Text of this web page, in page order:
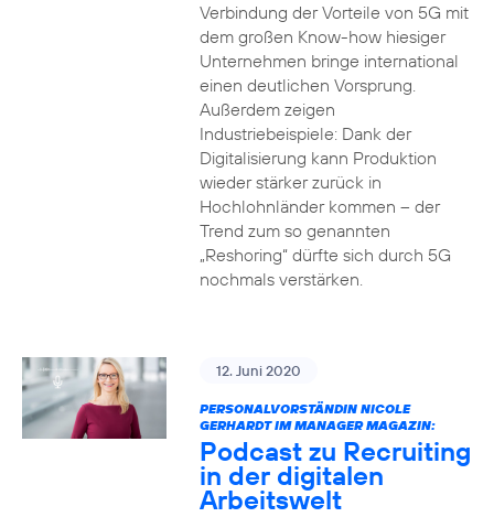
Verbindung der Vorteile von 5G mit
dem großen Know-how hiesiger
Unternehmen bringe international
einen deutlichen Vorsprung.
Außerdem zeigen
Industriebeispiele: Dank der
Digitalisierung kann Produktion
wieder stärker zurück in
Hochlohnländer kommen – der
Trend zum so genannten
„Reshoring“ dürfte sich durch 5G
nochmals verstärken.
12. Juni 2020
PERSONALVORSTÄNDIN NICOLE
GERHARDT IM MANAGER MAGAZIN:
Podcast zu Recruiting
in der digitalen
Arbeitswelt